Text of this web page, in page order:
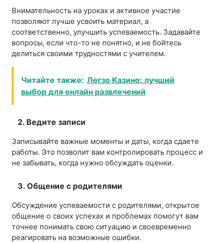
Внимательность на уроках и активное участие
позволяют лучше усвоить материал, а
соответственно, улучшить успеваемость. Задавайте
вопросы, если что-то не понятно, и не бойтесь
делиться своими трудностями с учителем.
Читайте также: Легзо Казино: лучший
выбор для онлайн развлечений
2. Ведите записи
Записывайте важные моменты и даты, когда сдаете
работы. Это позволит вам контролировать процесс и
не забывать, когда нужно обсуждать оценки.
3. Общение с родителями
Обсуждение успеваемости с родителями, открытое
общение о своих успехах и проблемах помогут вам
точнее понимать свою ситуацию и своевременно
реагировать на возможные ошибки.